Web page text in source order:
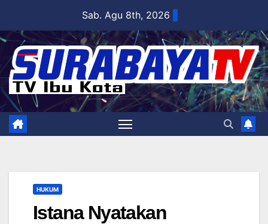
content
Sab. Agu 8th, 2026
HUKUM
Istana Nyatakan